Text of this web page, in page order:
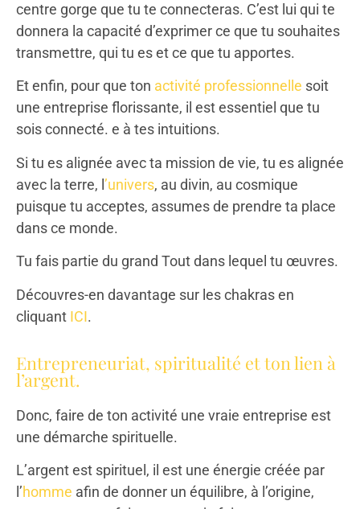
centre gorge que tu te connecteras. C’est lui qui te
donnera la capacité d’exprimer ce que tu souhaites
transmettre, qui tu es et ce que tu apportes.
Et enfin, pour que ton activité professionnelle soit
une entreprise florissante, il est essentiel que tu
sois connecté. e à tes intuitions.
Si tu es alignée avec ta mission de vie, tu es alignée
avec la terre, l’univers, au divin, au cosmique
puisque tu acceptes, assumes de prendre ta place
dans ce monde.
Tu fais partie du grand Tout dans lequel tu œuvres.
Découvres-en davantage sur les chakras en
cliquant ICI.
Entrepreneuriat, spiritualité et ton lien à
l’argent.
Donc, faire de ton activité une vraie entreprise est
une démarche spirituelle.
L’argent est spirituel, il est une énergie créée par
l’homme afin de donner un équilibre, à l’origine,